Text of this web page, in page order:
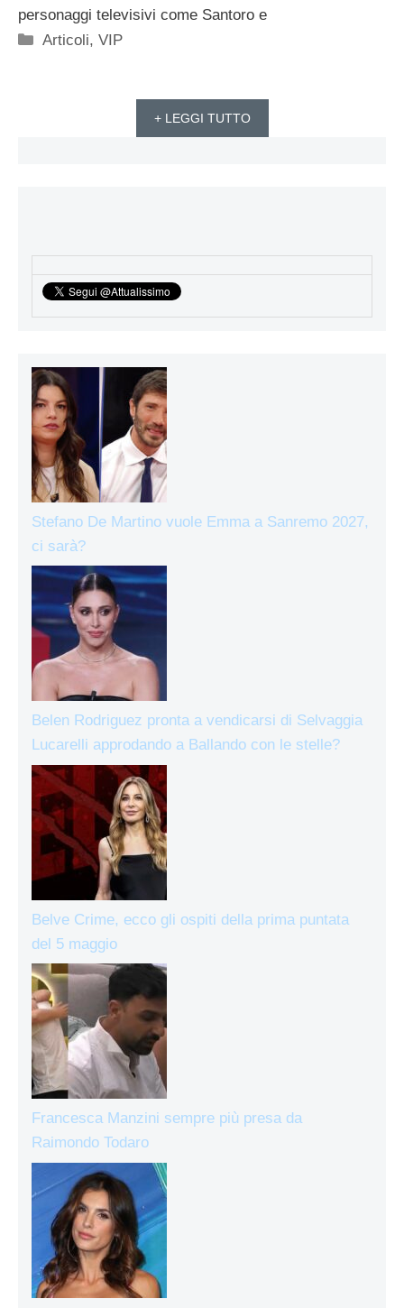
personaggi televisivi come Santoro e
Categorie
Articoli,VIP
+ LEGGI TUTTO
Stefano De Martino vuole Emma a Sanremo 2027,
ci sarà?
Belen Rodriguez pronta a vendicarsi di Selvaggia
Lucarelli approdando a Ballando con le stelle?
Belve Crime, ecco gli ospiti della prima puntata
del 5 maggio
Francesca Manzini sempre più presa da
Raimondo Todaro